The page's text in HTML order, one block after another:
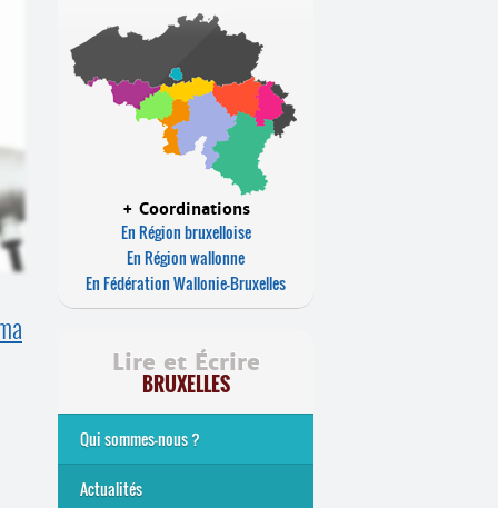
+ Coordinations
En Région bruxelloise
En Région wallonne
En Fédération Wallonie-Bruxelles
Lire et Écrire
BRUXELLES
Qui sommes-nous ?
Analphabétisme et illettrisme
L’alphabétisation populaire
Le mouvement Lire et Écrire
Nos missions
... Tous les articles
Actualités